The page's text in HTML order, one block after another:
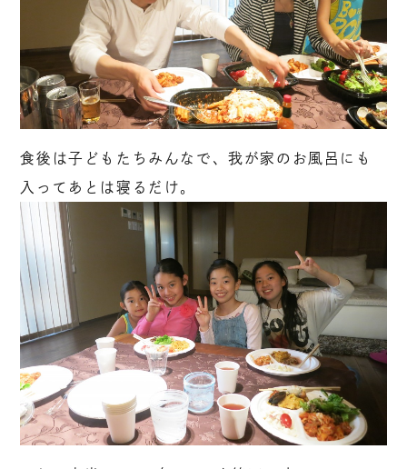
食後は子どもたちみんなで、我が家のお風呂にも
入ってあとは寝るだけ。